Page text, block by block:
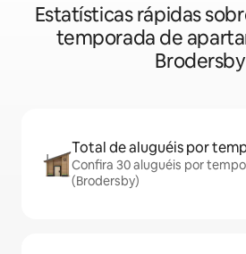
Estatísticas rápidas
temporada de
Brodersby
Total de aluguéis por
Confira 30 aluguéis por
(Brodersby)